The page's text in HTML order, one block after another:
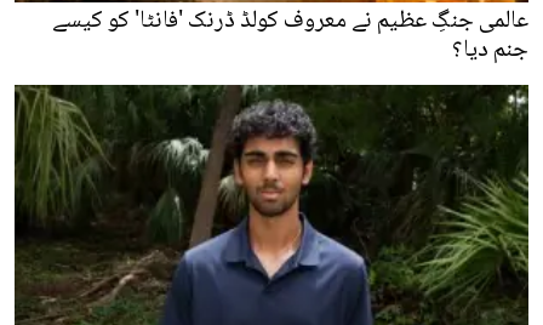
عالمی جنگِ عظیم نے معروف کولڈ ڈرنک 'فانٹا' کو کیسے
جنم دیا؟